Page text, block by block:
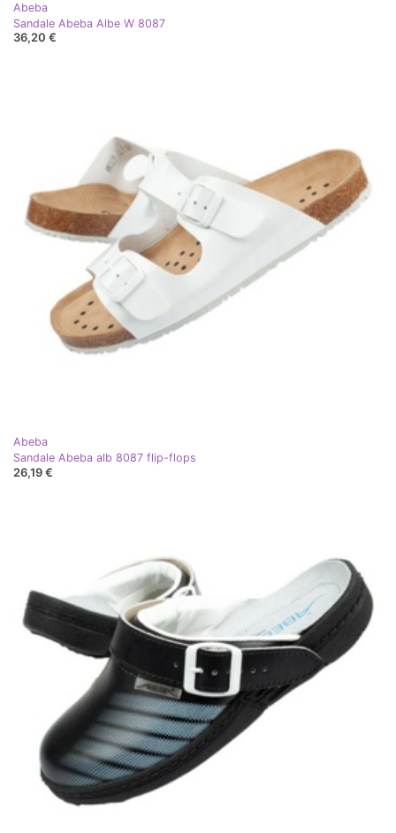
Abeba
Sandale Abeba Albe W 8087
36,20 €
Abeba
Sandale Abeba alb 8087 flip-flops
26,19 €